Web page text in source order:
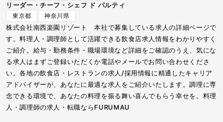
リーダー・チーフ・シェフ ド パルティ
東京都 神奈川県
株式会社南西楽園リゾート 本社で募集している求人の詳細ページで
す。料理人・調理師として活躍できる飲食店求人情報をわかりやすく
ご紹介。給与・勤務条件・職場環境など詳細をご確認のうえ、気にな
る求人はまずご登録いただくか電話やメールでお問い合わせくださ
い。各地の飲食店・レストランの求人/採用情報に精通したキャリア
アドバイザーが、あなたに最適な求人をご紹介いたします。調理に専
念できる環境で、あなたの料理を振る舞い喜んでもらう幸せを。料理
人・調理師の求人・転職ならFURUMAU